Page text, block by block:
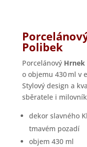
Polibek
Porcelánový
o objemu 430 ml v
Stylový design a
sběratele i
dekor slavného
tmavém pozadí
objem 430 ml